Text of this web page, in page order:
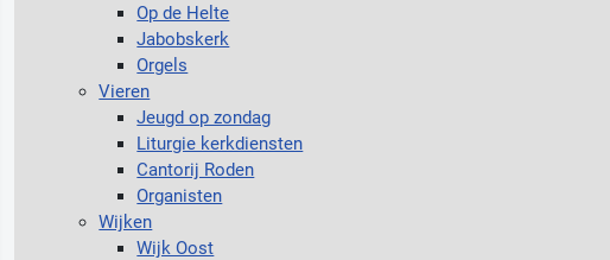
Op de Helte
Jabobskerk
Orgels
Vieren
Jeugd op zondag
Liturgie kerkdiensten
Cantorij Roden
Organisten
Wijken
Wijk Oost